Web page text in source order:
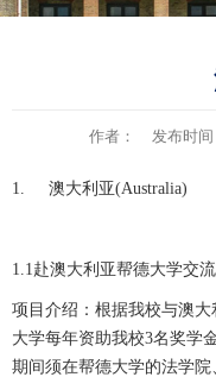
作者： 发布时间
1. 澳大利亚(Australia)
1.1赴澳大利亚帮德大学交
项目介绍：根据我校与澳
大学每年资助我校3名奖学
期间须在帮德大学的法学